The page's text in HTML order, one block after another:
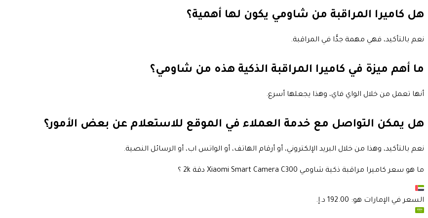
هل كاميرا المراقبة من شاومي يكون لها أهمية؟
نعم بالتأكيد، فهي مهمة جدًّا في المراقبة.
ما أهم ميزة في كاميرا المراقبة الذكية هذه من شاومي؟
أنها تعمل من خلال الواي فاي، وهذا يجعلها أسرع.
هل يمكن التواصل مع خدمة العملاء في الموقع للاستعلام عن بعض الأمور؟
نعم بالتأكيد، وهذا من خلال البريد الإلكتروني، أو أرقام الهاتف، أو الواتس اب، أو الرسائل النصية.
ما هو سعر كاميرا مراقبة ذكية شاومي Xiaomi Smart Camera C300 دقة 2k ؟
السعر في الإمارات هو: